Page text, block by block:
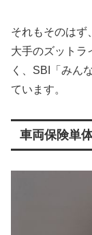
それもそのはず
大手のズットラ
く、SBI「みん
ています。
車両保険単